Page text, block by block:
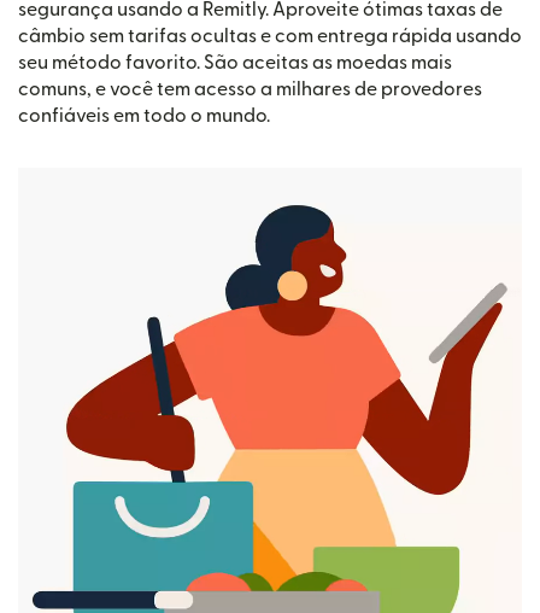
segurança usando a Remitly. Aproveite ótimas taxas de
câmbio sem tarifas ocultas e com entrega rápida usando
seu método favorito. São aceitas as moedas mais
comuns, e você tem acesso a milhares de provedores
confiáveis em todo o mundo.